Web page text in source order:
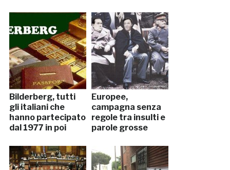
Bilderberg, tutti
gli italiani che
hanno partecipato
dal 1977 in poi
Europee,
campagna senza
regole tra insulti e
parole grosse